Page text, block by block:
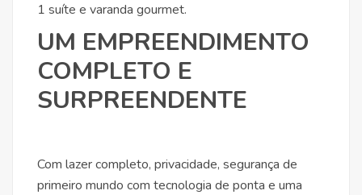
1 suíte e varanda gourmet.
UM EMPREENDIMENTO
COMPLETO E
SURPREENDENTE
Com lazer completo, privacidade, segurança de
primeiro mundo com tecnologia de ponta e uma